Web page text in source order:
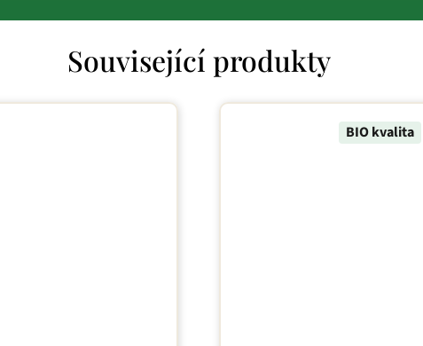
Související produkty
BIO kvalita